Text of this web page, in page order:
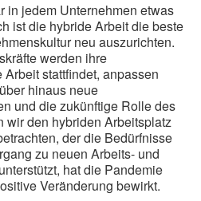
in jedem Unternehmen etwas
ist die hybride Arbeit die beste
neu auszurichten.
werden ihre
stattfindet, anpassen
hinaus neue
und die zukünftige Rolle des
wir den hybriden Arbeitsplatz
der die Bedürfnisse
zu neuen Arbeits- und
hat die Pandemie
Veränderung bewirkt.